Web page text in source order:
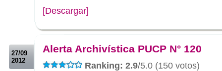
[Descargar]
27/09
2012
Alerta Archivística PUCP N° 120
Ranking: 2.9/5.0 (150 votos)